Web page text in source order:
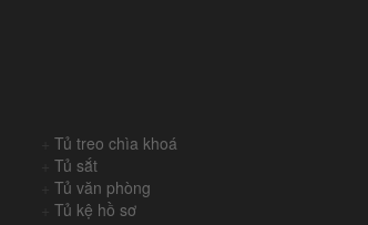
Tủ treo chìa khoá
Tủ sắt
Tủ văn phòng
Tủ kệ hồ sơ